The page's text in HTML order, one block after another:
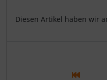
Diesen Artikel haben wir